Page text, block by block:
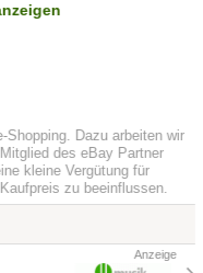
Shopping. Dazu arbeiten wir
des eBay Partner
kleine Vergütung für
zu beeinflussen.